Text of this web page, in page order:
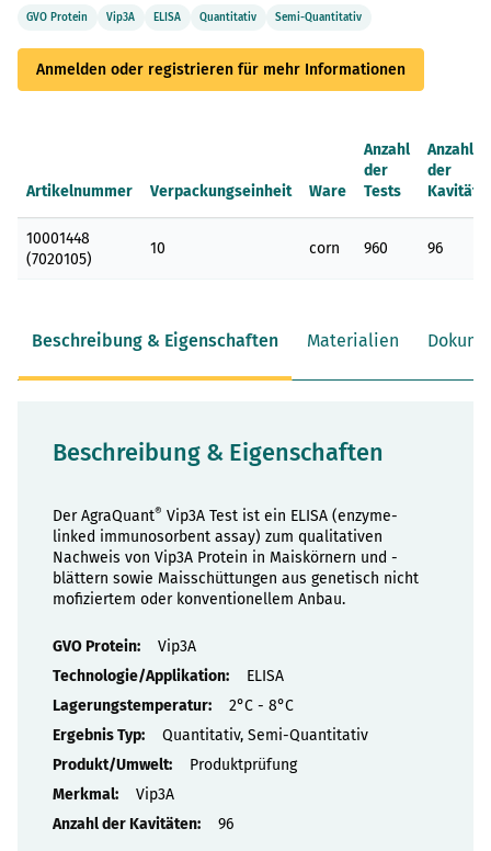
GVO Protein Vip3A ELISA Quantitativ Semi-Quantitativ
Anmelden oder registrieren für mehr Informationen
Artikelnummer Verpackungseinheit Ware
Anzahl
der
Tests
Anzahl
der
10001448
(7020105)
10 corn 960 96
Beschreibung & Eigenschaften Materialien
Beschreibung & Eigenschaften
Der AgraQuant® Vip3A Test ist ein ELISA (enzyme-
linked immunosorbent assay) zum qualitativen
Nachweis von Vip3A Protein in Maiskörnern und -
blättern sowie Maisschüttungen aus genetisch nicht
mofiziertem oder konventionellem Anbau.
Eigenschaften
Vip3A
ELISA
2°C - 8°C
Quantitativ, Semi-Quantitativ
Produktprüfung
Vip3A
96